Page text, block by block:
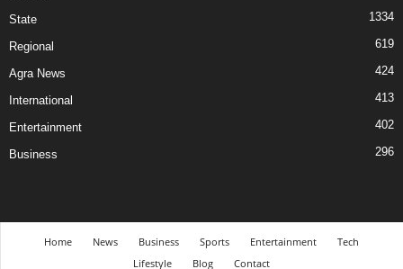
State 1334
Regional 619
Agra News 424
International 413
Entertainment 402
Business 296
Home News Business Sports Entertainment
Tech
Lifestyle
Blog Contact